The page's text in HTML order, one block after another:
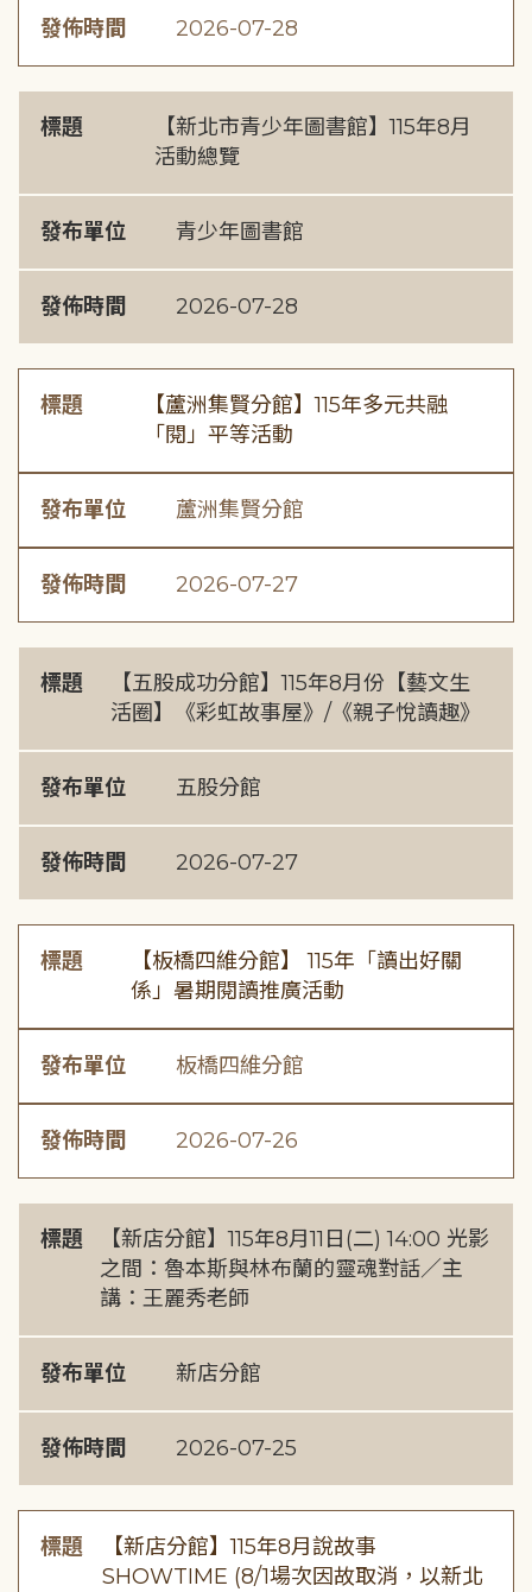
發佈時間 2026-07-28
標題
【新北市青少年圖書館】115年8月
活動總覽
發布單位 青少年圖書館
發佈時間 2026-07-28
標題
【蘆洲集賢分館】115年多元共融
「閱」平等活動
發布單位 蘆洲集賢分館
發佈時間 2026-07-27
標題
【五股成功分館】115年8月份【藝文生
活圈】《彩虹故事屋》/《親子悅讀趣》
發布單位 五股分館
發佈時間 2026-07-27
標題
【板橋四維分館】 115年「讀出好關
係」暑期閱讀推廣活動
發布單位 板橋四維分館
發佈時間 2026-07-26
標題
【新店分館】115年8月11日(二) 14:00 光影
之間：魯本斯與林布蘭的靈魂對話／主
講：王麗秀老師
發布單位 新店分館
發佈時間 2026-07-25
標題
【新店分館】115年8月說故事
SHOWTIME (8/1場次因故取消，以新北